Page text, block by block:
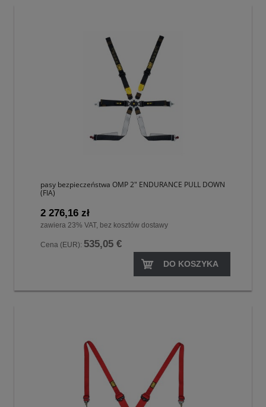
pasy bezpieczeństwa OMP 2" ENDURANCE PULL DOWN
(FIA)
2 276,16 zł
zawiera 23% VAT, bez kosztów dostawy
Cena (EUR): 535,05 €
DO KOSZYKA